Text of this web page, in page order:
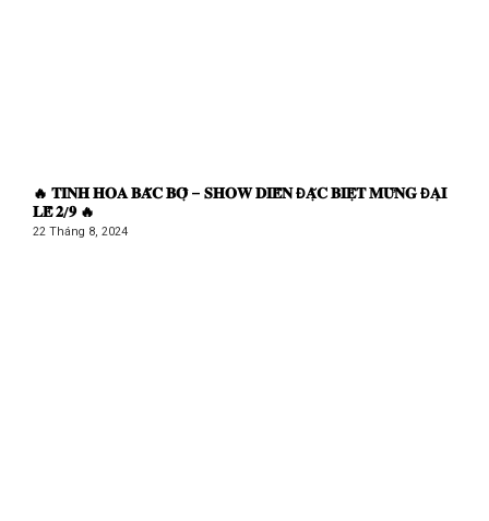
🔥 𝐓𝐈𝐍𝐇 𝐇𝐎𝐀 𝐁𝐀̆́𝐂 𝐁𝐎̣̂ – 𝐒𝐇𝐎𝐖 𝐃𝐈𝐄̂̃𝐍 Đ𝐀̣̆𝐂 𝐁𝐈𝐄̣̂𝐓 𝐌𝐔̛̀𝐍𝐆 Đ𝐀̣𝐈
𝐋𝐄̂̃ 𝟐/𝟗 🔥
22 Tháng 8, 2024